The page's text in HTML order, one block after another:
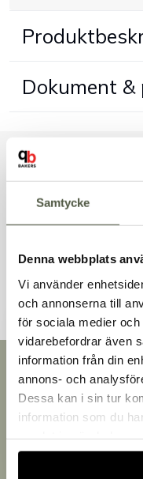
Samtycke
Denna webbplats
Vi använder
och annonserna till
för sociala medier
vidarebefordrar även
information från din
annons- och
Dessa kan i sin tur
information som du
Outlet
Om Bakers
Kontakt
Dokument
Liknande
Andra kunder
Snabb leverans
Leverans inom 3-5
Brett sortiment
Över 30 000
Egen produktion
Designat och
Handlar du